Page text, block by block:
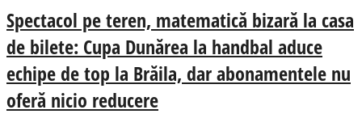
Spectacol pe teren, matematică bizară la casa
de bilete: Cupa Dunărea la handbal aduce
echipe de top la Brăila, dar abonamentele nu
oferă nicio reducere